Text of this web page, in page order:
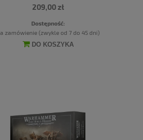
209,00 zł
Dostępność:
zamówienie (zwykle od 7 do 45 dni)
DO KOSZYKA